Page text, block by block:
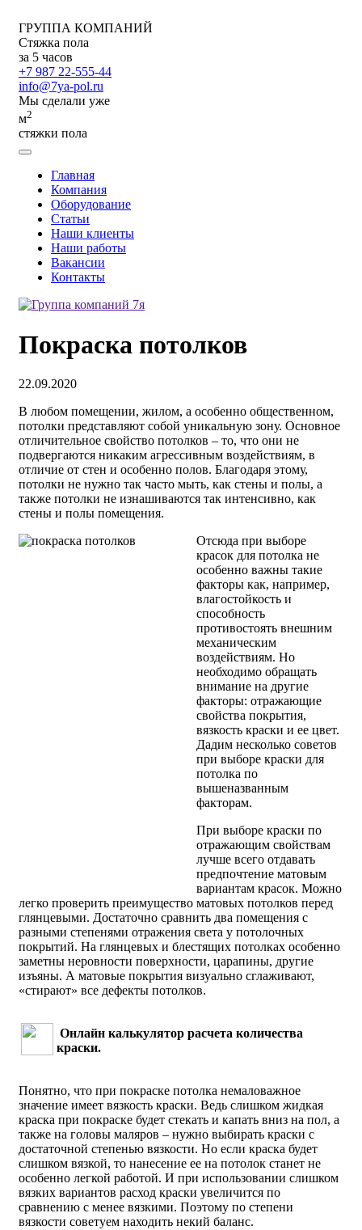
ГРУППА КОМПАНИЙ
Стяжка пола
за 5 часов
+7 987 22-555-44
info@7ya-pol.ru
Мы сделали уже
м2
стяжки пола
Главная
Компания
Оборудование
Статьи
Наши клиенты
Наши работы
Вакансии
Контакты
Покраска потолков
22.09.2020
В любом помещении, жилом, а особенно общественном,
потолки представляют собой уникальную зону. Основное
отличительное свойство потолков – то, что они не
подвергаются никаким агрессивным воздействиям, в
отличие от стен и особенно полов. Благодаря этому,
потолки не нужно так часто мыть, как стены и полы, а
также потолки не изнашиваются так интенсивно, как
стены и полы помещения.
Отсюда при выборе
красок для потолка не
особенно важны такие
факторы как, например,
влагостойкость и
способность
противостоять внешним
механическим
воздействиям. Но
необходимо обращать
внимание на другие
факторы: отражающие
свойства покрытия,
вязкость краски и ее цвет.
Дадим несколько советов
при выборе краски для
потолка по
вышеназванным
факторам.
При выборе краски по
отражающим свойствам
лучше всего отдавать
предпочтение матовым
вариантам красок. Можно
легко проверить преимущество матовых потолков перед
глянцевыми. Достаточно сравнить два помещения с
разными степенями отражения света у потолочных
покрытий. На глянцевых и блестящих потолках особенно
заметны неровности поверхности, царапины, другие
изъяны. А матовые покрытия визуально сглаживают,
«стирают» все дефекты потолков.
Онлайн калькулятор расчета количества
краски.
Понятно, что при покраске потолка немаловажное
значение имеет вязкость краски. Ведь слишком жидкая
краска при покраске будет стекать и капать вниз на пол, а
также на головы маляров – нужно выбирать краски с
достаточной степенью вязкости. Но если краска будет
слишком вязкой, то нанесение ее на потолок станет не
особенно легкой работой. И при использовании слишком
вязких вариантов расход краски увеличится по
сравнению с менее вязкими. Поэтому по степени
вязкости советуем находить некий баланс.